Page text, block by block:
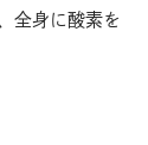
全身に酸素を